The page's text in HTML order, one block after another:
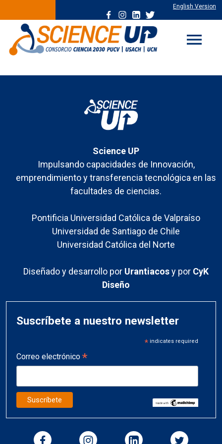
English Version
menu
Science UP
Impulsando capacidades de Innovación,
emprendimiento y transferencia tecnológica en las
facultades de ciencias.
Pontificia Universidad Católica de Valpraíso
Universidad de Santiago de Chile
Universidad Católica del Norte
Diseñado y desarrollo por Urantiacosy por CyK
Diseño
Suscríbete a nuestro newsletter
*indicates required
Correo electrónico *